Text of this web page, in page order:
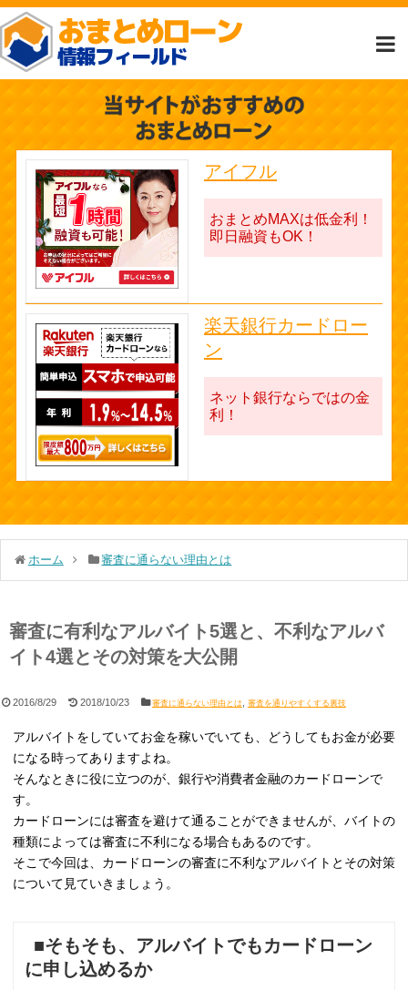
アイフル
おまとめMAXは低金利！
即日融資もOK！
楽天銀行カードロー
ン
ネット銀行ならではの金
利！
ホーム 審査に通らない理由とは
審査に有利なアルバイト5選と、不利なアルバ
イト4選とその対策を大公開
2016/8/29 2018/10/23 審査に通らない理由とは 審査を通りやすくする裏技
アルバイトをしていてお金を稼いでいても、どうしてもお金が必要
になる時ってありますよね。
そんなときに役に立つのが、銀行や消費者金融のカードローンで
す。
カードローンには審査を避けて通ることができませんが、バイトの
種類によっては審査に不利になる場合もあるのです。
そこで今回は、カードローンの審査に不利なアルバイトとその対策
について見ていきましょう。
■そもそも、アルバイトでもカードローン
に申し込めるか